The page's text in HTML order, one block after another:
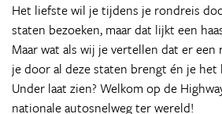
Het liefste wil je tijdens je rondreis
staten bezoeken, maar dat lijkt een
Maar wat als wij je vertellen dat er
je door al deze staten brengt én je het
Under laat zien? Welkom op de
nationale autosnelweg ter wereld!